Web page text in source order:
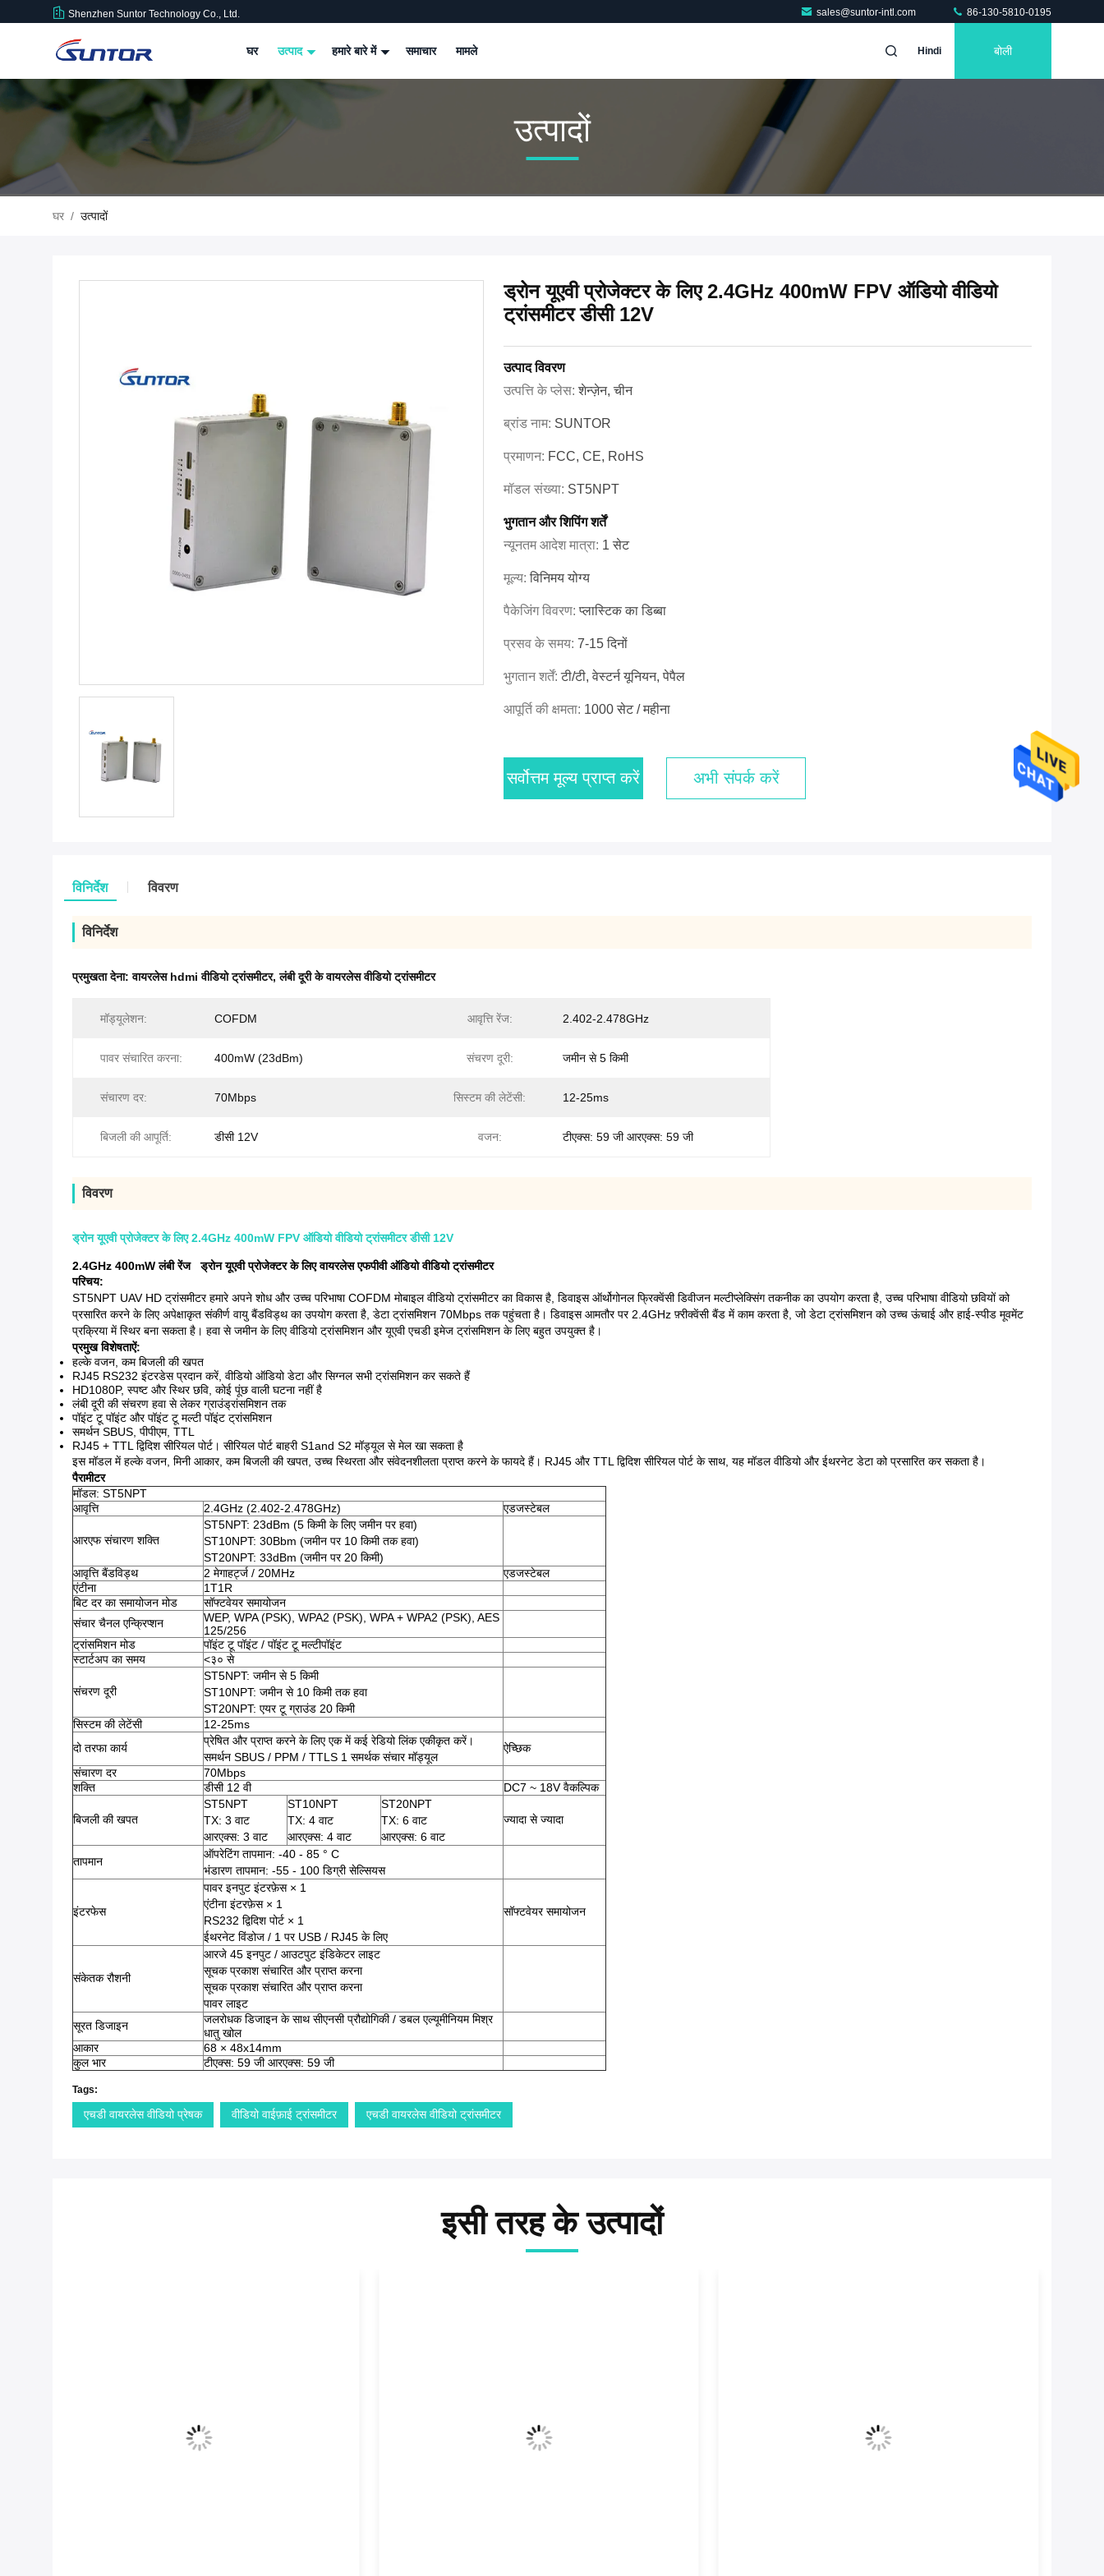
Shenzhen Suntor Technology Co., Ltd. sales@suntor-intl.com 86-130-5810-0195
घर उत्पाद हमारे बारे में समाचार मामले Hindi बोली
उत्पादों
घर / उत्पादों
ड्रोन यूएवी प्रोजेक्टर के लिए 2.4GHz 400mW FPV ऑडियो वीडियो
ट्रांसमीटर डीसी 12V
उत्पाद विवरण
उत्पत्ति के प्लेस:शेन्ज़ेन, चीन
ब्रांड नाम: SUNTOR
प्रमाणन: FCC, CE, RoHS
मॉडल संख्या: ST5NPT
भुगतान और शिपिंग शर्तें
न्यूनतम आदेश मात्रा: 1 सेट
मूल्य:विनिमय योग्य
पैकेजिंग विवरण:प्लास्टिक का डिब्बा
प्रसव के समय: 7-15 दिनों
भुगतान शर्तें:टी/टी, वेस्टर्न यूनियन, पेपैल
आपूर्ति की क्षमता: 1000 सेट / महीना
सर्वोत्तम मूल्य प्राप्त करें अभी संपर्क करें
विनिर्देश विवरण
विनिर्देश
प्रमुखता देना:वायरलेस hdmi वीडियो ट्रांसमीटर,लंबी दूरी के वायरलेस वीडियो ट्रांसमीटर
मॉड्यूलेशन: COFDM आवृत्ति रेंज: 2.402-2.478GHz
पावर संचारित करना: 400mW (23dBm) संचरण दूरी: जमीन से 5 किमी
संचारण दर: 70Mbps सिस्टम की लेटेंसी: 12-25ms
बिजली की आपूर्ति: डीसी 12V वजन: टीएक्स: 59 जी आरएक्स: 59 जी
विवरण
ड्रोन यूएवी प्रोजेक्टर के लिए 2.4GHz 400mW FPV ऑडियो वीडियो ट्रांसमीटर डीसी 12V
2.4GHz 400mW लंबी रेंज
ड्रोन यूएवी प्रोजेक्टर के लिए वायरलेस एफपीवी ऑडियो वीडियो ट्रांसमीटर
परिचय:
ST5NPT UAV HD ट्रांसमीटर हमारे अपने शोध और उच्च परिभाषा COFDM मोबाइल वीडियो ट्रांसमीटर का विकास है, डिवाइस ऑर्थोगोनल फ्रिक्वेंसी डिवीजन मल्टीप्लेक्सिंग तकनीक का उपयोग करता है, उच्च परिभाषा वीडियो छवियों को
प्रसारित करने के लिए अपेक्षाकृत संकीर्ण वायु बैंडविड्थ का उपयोग करता है, डेटा ट्रांसमिशन 70Mbps तक पहुंचता है। डिवाइस आमतौर पर 2.4GHz फ़्रीक्वेंसी बैंड में काम करता है, जो डेटा ट्रांसमिशन को उच्च ऊंचाई और हाई-स्पीड मूवमेंट
प्रक्रिया में स्थिर बना सकता है। हवा से जमीन के लिए वीडियो ट्रांसमिशन और यूएवी एचडी इमेज ट्रांसमिशन के लिए बहुत उपयुक्त है।
प्रमुख विशेषताऐं:
हल्के वजन, कम बिजली की खपत
RJ45 RS232 इंटरडेस प्रदान करें, वीडियो ऑडियो डेटा और सिग्नल सभी ट्रांसमिशन कर सकते हैं
HD1080P, स्पष्ट और स्थिर छवि, कोई पूंछ वाली घटना नहीं है
लंबी दूरी की संचरण हवा से लेकर ग्राउंड्रांसमिशन तक
पॉइंट टू पॉइंट और पॉइंट टू मल्टी पॉइंट ट्रांसमिशन
समर्थन SBUS, पीपीएम, TTL
RJ45 + TTL द्विदिश सीरियल पोर्ट। सीरियल पोर्ट बाहरी S1and S2 मॉड्यूल से मेल खा सकता है
इस मॉडल में हल्के वजन, मिनी आकार, कम बिजली की खपत, उच्च स्थिरता और संवेदनशीलता प्राप्त करने के फायदे हैं। RJ45 और TTL द्विदिश सीरियल पोर्ट के साथ, यह मॉडल वीडियो और ईथरनेट डेटा को प्रसारित कर सकता है।
पैरामीटर
मॉडल: ST5NPT
आवृत्ति
2.4GHz (2.402-2.478GHz) एडजस्टेबल
आरएफ संचारण शक्ति
ST5NPT: 23dBm (5 किमी के लिए जमीन पर हवा)
ST10NPT: 30Bbm (जमीन पर 10 किमी तक हवा)
ST20NPT: 33dBm (जमीन पर 20 किमी)
आवृत्ति बैंडविड्थ
2 मेगाहर्ट्ज / 20MHz
एडजस्टेबल
एंटीना
1T1R
बिट दर का समायोजन मोड
सॉफ्टवेयर समायोजन
संचार चैनल एन्क्रिप्शन
WEP, WPA (PSK), WPA2 (PSK), WPA + WPA2 (PSK), AES
125/256
ट्रांसमिशन मोड
पॉइंट टू पॉइंट / पॉइंट टू मल्टीपॉइंट
स्टार्टअप का समय
<३० से
संचरण दूरी
ST5NPT: जमीन से 5 किमी
ST10NPT: जमीन से 10 किमी तक हवा
ST20NPT: एयर टू ग्राउंड 20 किमी
सिस्टम की लेटेंसी
12-25ms
दो तरफा कार्य
प्रेषित और प्राप्त करने के लिए एक में कई रेडियो लिंक एकीकृत करें।
समर्थन SBUS / PPM / TTLS 1 समर्थक संचार मॉड्यूल
ऐच्छिक
संचारण दर
70Mbps
शक्ति
डीसी 12 वी DC7 ~ 18V वैकल्पिक
बिजली की खपत
ST5NPT
TX: 3 वाट
आरएक्स: 3 वाट
ST10NPT
TX: 4 वाट
आरएक्स: 4 वाट
ST20NPT
TX: 6 वाट
आरएक्स: 6 वाट
ज्यादा से ज्यादा
तापमान
ऑपरेटिंग तापमान: -40 - 85 ° C
भंडारण तापमान: -55 - 100 डिग्री सेल्सियस
इंटरफेस
पावर इनपुट इंटरफ़ेस × 1
एंटीना इंटरफ़ेस × 1
RS232 द्विदिश पोर्ट × 1
ईथरनेट विंडोज / 1 पर USB / RJ45 के लिए
सॉफ्टवेयर समायोजन
संकेतक रौशनी
आरजे 45 इनपुट / आउटपुट इंडिकेटर लाइट
सूचक प्रकाश संचारित और प्राप्त करना
सूचक प्रकाश संचारित और प्राप्त करना
पावर लाइट
सूरत डिजाइन
जलरोधक डिजाइन के साथ सीएनसी प्रौद्योगिकी / डबल एल्यूमीनियम मिश्र
धातु खोल
आकार
68 × 48x14mm
कुल भार
टीएक्स: 59 जी आरएक्स: 59 जी
Tags:
एचडी वायरलेस वीडियो प्रेषक वीडियो वाईफ़ाई ट्रांसमीटर एचडी वायरलेस वीडियो ट्रांसमीटर
इसी तरह के उत्पादों